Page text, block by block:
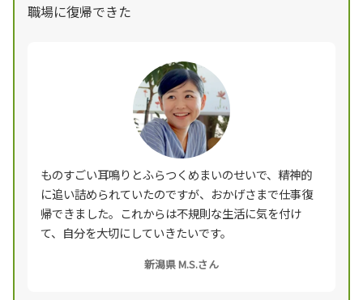
職場に復帰できた
ものすごい耳鳴りとふらつくめまいのせいで、精神的
に追い詰められていたのですが、おかげさまで仕事復
帰できました。これからは不規則な生活に気を付け
て、自分を大切にしていきたいです。
新潟県 M.S.さん